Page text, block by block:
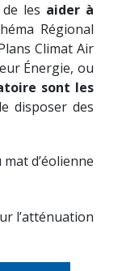
les aider à
Régional
Climat Air
Énergie, ou
sont les
disposer des
d’éolienne
l’atténuation